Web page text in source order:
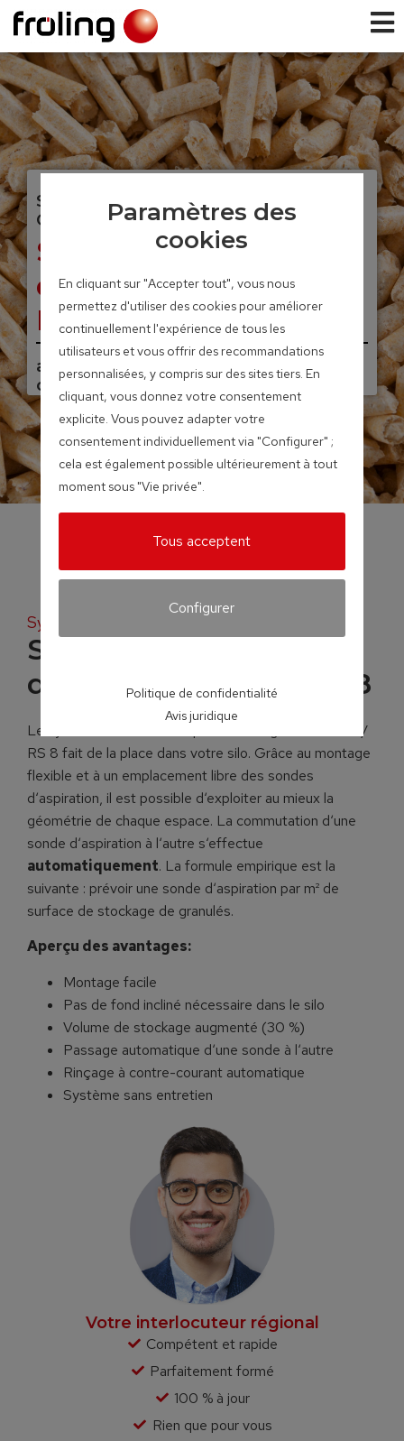
SYSTEMES D’EXTRACTION POUR
GRANULES
Système d’aspiration
des granulés RS4 /
RS8
avec soufflage automatique à
contre courant
Systèmes d’extraction pour granulés
Système d’aspiration
des granulés RS4 / RS8
Le système à sondes d‘aspiration des granulés RS 4 /
RS 8 fait de la place dans votre silo. Grâce au montage
flexible et à un emplacement libre des sondes
d‘aspiration, il est possible d‘exploiter au mieux la
géométrie de chaque espace. La commutation d‘une
sonde d‘aspiration à l‘autre s‘effectue
automatiquement. La formule empirique est la
suivante : prévoir une sonde d‘aspiration par m² de
surface de stockage de granulés.
Aperçu des avantages:
Montage facile
Pas de fond incliné nécessaire dans le silo
Volume de stockage augmenté (30 %)
Passage automatique d‘une sonde à l‘autre
Rinçage à contre-courant automatique
Système sans entretien
Votre interlocuteur régional
Compétent et rapide
Parfaitement formé
100 % à jour
Rien que pour vous
Paramètres des
cookies
En cliquant sur "Accepter tout", vous nous
permettez d'utiliser des cookies pour améliorer
continuellement l'expérience de tous les
utilisateurs et vous offrir des recommandations
personnalisées, y compris sur des sites tiers. En
cliquant, vous donnez votre consentement
explicite. Vous pouvez adapter votre
consentement individuellement via "Configurer" ;
cela est également possible ultérieurement à tout
moment sous "Vie privée".
Tous acceptent
Configurer
Politique de confidentialité
Avis juridique